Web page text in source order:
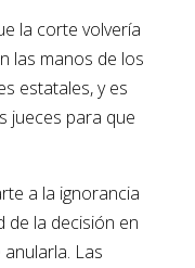
la corte volvería
las manos de los
estatales, y es
jueces para que
a la ignorancia
de la decisión en
Las